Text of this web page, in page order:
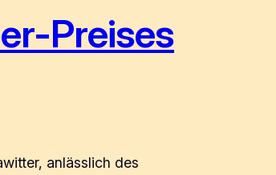
Preises
anlässlich des